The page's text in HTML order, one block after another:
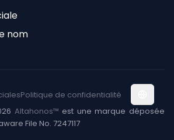
nom
Altahonos™ est une marque déposée
File No. 7247117
Politique de confidentialité